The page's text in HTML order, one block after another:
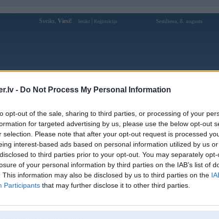
- Do Not Process My Personal Information
opt-out of the sale, sharing to third parties, or processing of your
for targeted advertising by us, please use the below opt-out
selection. Please note that after your opt-out request is processed
interest-based ads based on personal information utilized by us
to third parties prior to your opt-out. You may separately
of your personal information by third parties on the IAB’s list of
This information may also be disclosed by us to third parties on the
Participants that may further disclose it to other third parties.
Sveiks, Viesi! Ienākt Reģistrācija Sestdiena, 8. augusts
Forums Galerijas Reģistrācija Lietotāji
Lietotāja saovipdev profils
Lietotājvārds:
saovipdev
Ziņojumi forumā:
0
Pēdējie ziņojumi forumā